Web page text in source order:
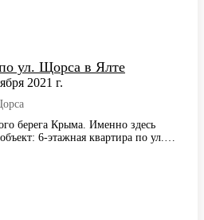
ул. Щорса в Ялте
2021 г.
берега Крыма. Именно здесь
6-этажная квартира по ул.